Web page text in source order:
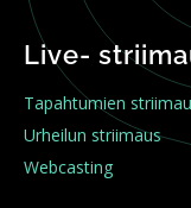
Live-
Tapahtumien
Urheilun striimaus
Webcasting